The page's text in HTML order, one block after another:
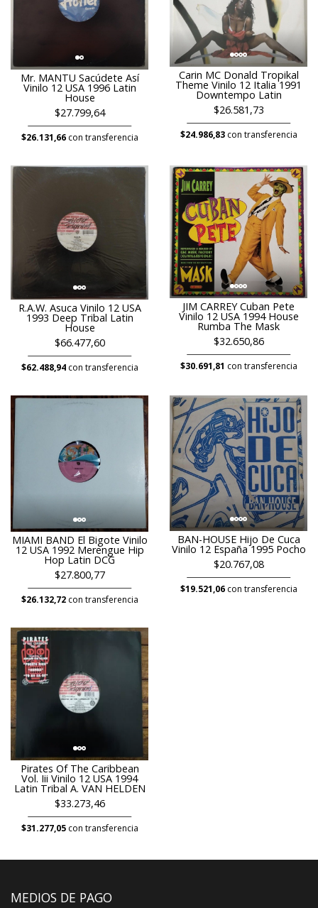
Mr. MANTU Sacúdete Así
Vinilo 12 USA 1996 Latin
House
$27.799,64
$26.131,66con transferencia
Carin MC Donald Tropikal
Theme Vinilo 12 Italia 1991
Downtempo Latin
$26.581,73
$24.986,83con transferencia
R.A.W. Asuca Vinilo 12 USA
1993 Deep Tribal Latin
House
$66.477,60
$62.488,94con transferencia
JIM CARREY Cuban Pete
Vinilo 12 USA 1994 House
Rumba The Mask
$32.650,86
$30.691,81 con transferencia
MIAMI BAND El Bigote Vinilo
12 USA 1992 Merengue Hip
Hop Latin DCG
$27.800,77
$26.132,72con transferencia
BAN-HOUSE Hijo De Cuca
Vinilo 12 España 1995 Pocho
$20.767,08
$19.521,06con transferencia
Pirates Of The Caribbean
Vol. Iii Vinilo 12 USA 1994
Latin Tribal A. VAN HELDEN
$33.273,46
$31.277,05con transferencia
MEDIOS DE PAGO